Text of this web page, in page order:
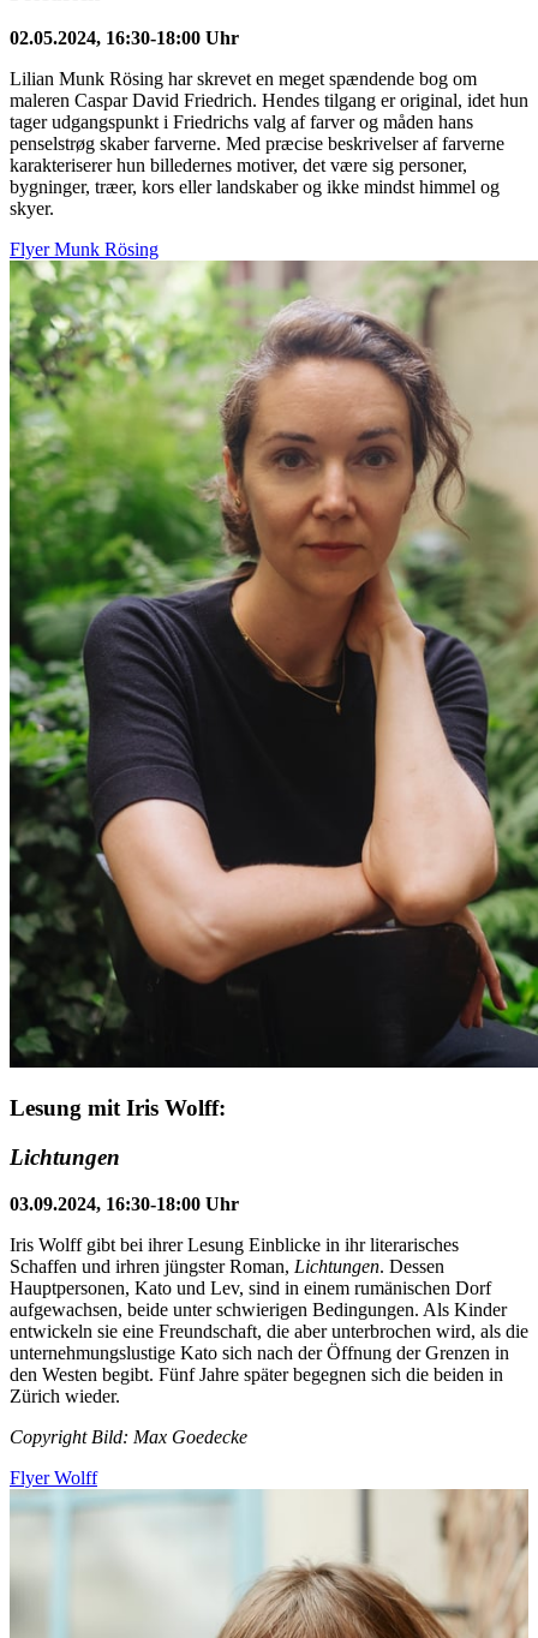
02.05.2024, 16:30-18:00 Uhr
Lilian Munk Rösing har skrevet en meget spændende bog om
maleren Caspar David Friedrich. Hendes tilgang er original, idet hun
tager udgangspunkt i Friedrichs valg af farver og måden hans
penselstrøg skaber farverne. Med præcise beskrivelser af farverne
karakteriserer hun billedernes motiver, det være sig personer,
bygninger, træer, kors eller landskaber og ikke mindst himmel og
skyer.
Flyer Munk Rösing
Lesung mit Iris Wolff:
Lichtungen
03.09.2024, 16:30-18:00 Uhr
Iris Wolff gibt bei ihrer Lesung Einblicke in ihr literarisches
Schaffen und irhren jüngster Roman, Lichtungen. Dessen
Hauptpersonen, Kato und Lev, sind in einem rumänischen Dorf
aufgewachsen, beide unter schwierigen Bedingungen. Als Kinder
entwickeln sie eine Freundschaft, die aber unterbrochen wird, als die
unternehmungslustige Kato sich nach der Öffnung der Grenzen in
den Westen begibt. Fünf Jahre später begegnen sich die beiden in
Zürich wieder.
Copyright Bild: Max Goedecke
Flyer Wolff